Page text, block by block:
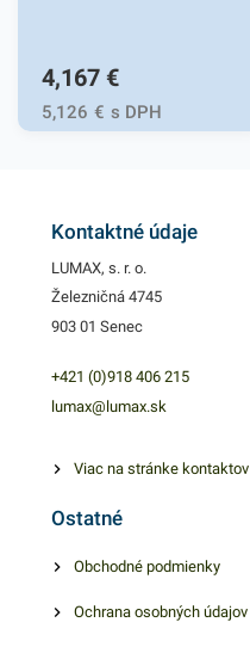
4,167 €
5,126 € s DPH
Kontaktné údaje
LUMAX, s. r. o.
Železničná 4745
903 01 Senec
+421 (0)918 406 215
lumax@lumax.sk
Viac na stránke kontaktov
Ostatné
Obchodné podmienky
Ochrana osobných údajov